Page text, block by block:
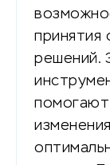
принятия
решений.
помогают